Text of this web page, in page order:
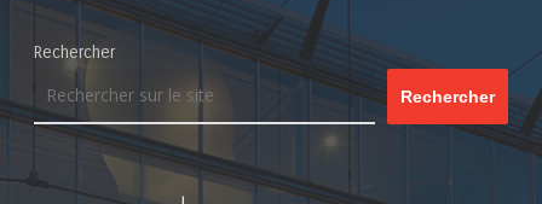
Rechercher
Rechercher